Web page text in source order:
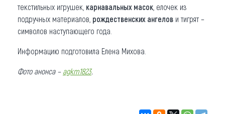
текстильных игрушек, карнавальных масок , елочек из
подручных материалов, рождественских ангелов и тигрят –
символов наступающего года.
Информацию подготовила Елена Михова.
Фото анонса – agkm1823.